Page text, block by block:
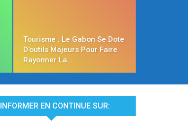
Tourisme : Le Gabon Se Dote
D’outils Majeurs Pour Faire
Rayonner La…
EN CONTINUE SUR: